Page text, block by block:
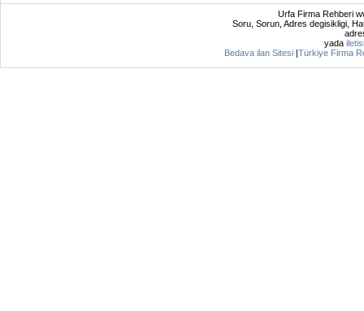
Urfa Firma Rehberi
Soru, Sorun, Adres degisikligi,
yada
Bedava ilan Sitesi |Türkiye Firma